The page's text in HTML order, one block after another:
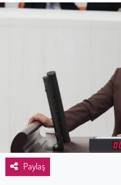
Paylaş
Eğitim
Kadın
Emek
Spor
Çocuk